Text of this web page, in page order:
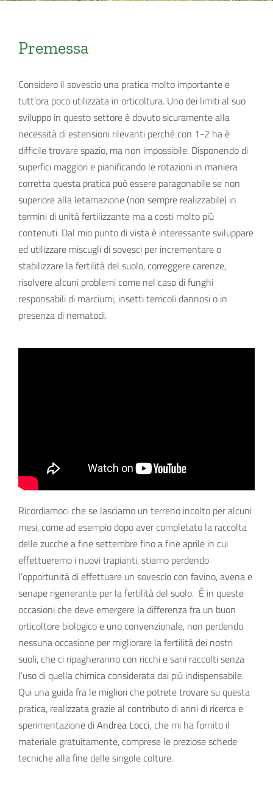
Premessa
Considero il sovescio una pratica molto importante e
tutt’ora poco utilizzata in orticoltura. Uno dei limiti al suo
sviluppo in questo settore è dovuto sicuramente alla
necessità di estensioni rilevanti perché con 1-2 ha è
difficile trovare spazio, ma non impossibile. Disponendo di
superfici maggiori e pianificando le rotazioni in maniera
corretta questa pratica può essere paragonabile se non
superiore alla letamazione (non sempre realizzabile) in
termini di unità fertilizzante ma a costi molto più
contenuti. Dal mio punto di vista è interessante sviluppare
ed utilizzare miscugli di sovesci per incrementare o
stabilizzare la fertilità del suolo, correggere carenze,
risolvere alcuni problemi come nel caso di funghi
responsabili di marciumi, insetti terricoli dannosi o in
presenza di nematodi.
Ricordiamoci che se lasciamo un terreno incolto per alcuni
mesi, come ad esempio dopo aver completato la raccolta
delle zucche a fine settembre fino a fine aprile in cui
effettueremo i nuovi trapianti, stiamo perdendo
l’opportunità di effettuare un sovescio con favino, avena e
senape rigenerante per la fertilità del suolo. È in queste
occasioni che deve emergere la differenza fra un buon
orticoltore biologico e uno convenzionale, non perdendo
nessuna occasione per migliorare la fertilità dei nostri
suoli, che ci ripagheranno con ricchi e sani raccolti senza
l’uso di quella chimica considerata dai più indispensabile.
Qui una guida fra le migliori che potrete trovare su questa
pratica, realizzata grazie al contributo di anni di ricerca e
sperimentazione diAndrea Locci, che mi ha fornito il
materiale gratuitamente, comprese le preziose schede
tecniche alla fine delle singole colture.